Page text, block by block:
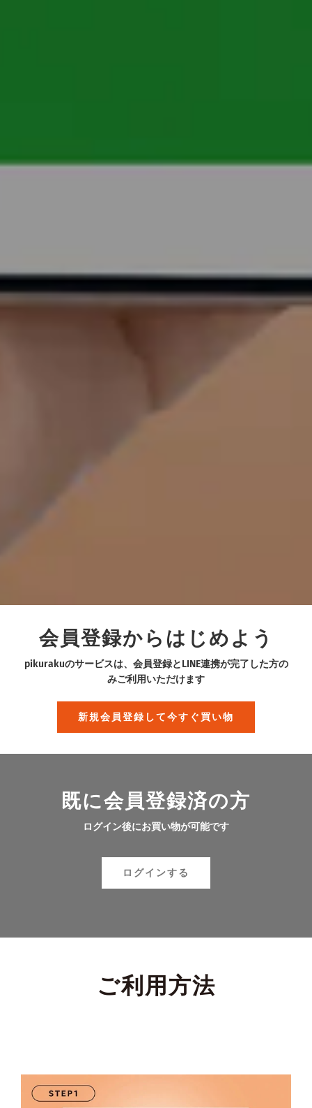
会員登録からはじめよう
pikurakuのサービスは、会員登録とLINE連携が完了した方の
みご利用いただけます
新規会員登録して今すぐ買い物
既に会員登録済の方
ログイン後にお買い物が可能です
ログインする
ご利用方法